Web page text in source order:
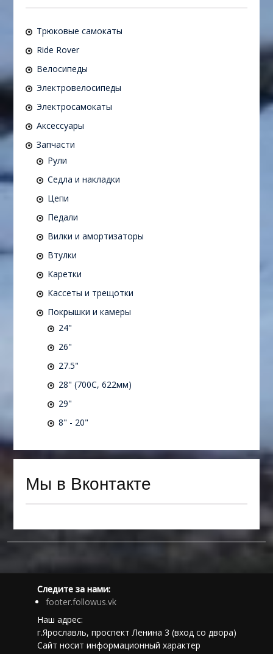
Трюковые самокаты
Ride Rover
Велосипеды
Электровелосипеды
Электросамокаты
Аксессуары
Запчасти
Рули
Седла и накладки
Цепи
Педали
Вилки и амортизаторы
Втулки
Каретки
Кассеты и трещотки
Покрышки и камеры
24"
26"
27.5"
28" (700C, 622мм)
29"
8" - 20"
Мы в Вконтакте
Следите за нами:
footer.followus.vk
Наш адрес:
г.Ярославль, проспект Ленина 3 (вход со двора)
Сайт носит информационный характер